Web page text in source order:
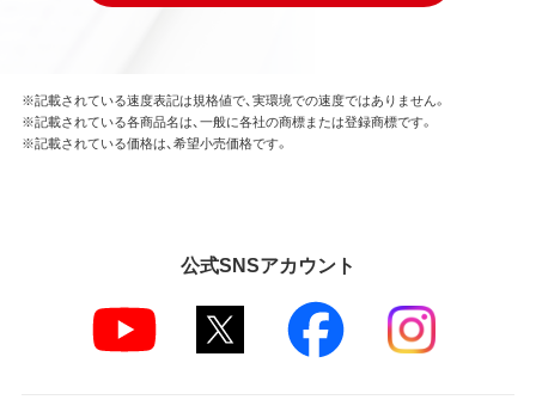
※記載されている速度表記は規格値で、実環境での速度ではありません。
※記載されている各商品名は、一般に各社の商標または登録商標です。
※記載されている価格は、希望小売価格です。
公式SNSアカウント